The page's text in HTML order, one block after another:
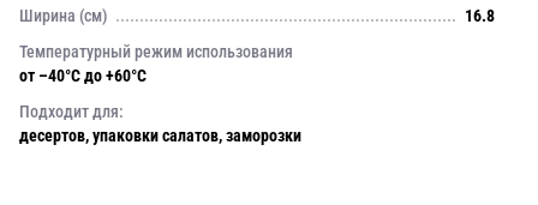
Ширина (см)
16.8
Температурный режим использования
от –40°C до +60°C
Подходит для:
десертов, упаковки салатов, заморозки